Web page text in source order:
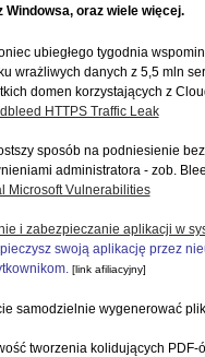
Windowsa, oraz wiele więcej.
ubiegłego tygodnia
wrażliwych danych z 5,5 mln
domen korzystających z
HTTPS Traffic Leak
sposób na podniesienie
administratora - zob.
Microsoft Vulnerabilities
i zabezpieczanie aplikacji w
swoją aplikację przez
[link afiliacyjny]
samodzielnie wygenerować
tworzenia kolidujących